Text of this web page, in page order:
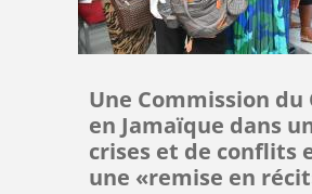
Une Commission du
en Jamaïque dans
crises et de conflits
une «remise en